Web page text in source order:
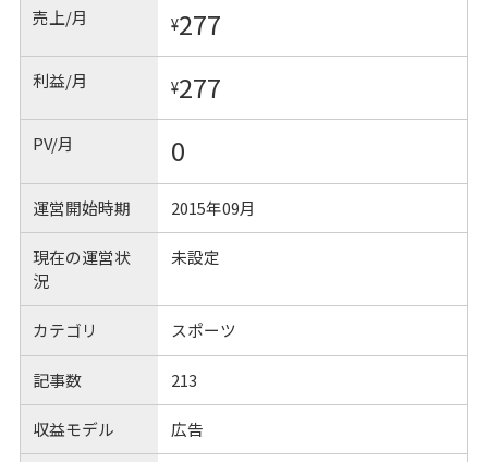
売上/月 ¥277
利益/月 ¥277
PV/月 0
運営開始時期 2015年09月
現在の運営状
況
未設定
カテゴリ スポーツ
記事数 213
収益モデル 広告